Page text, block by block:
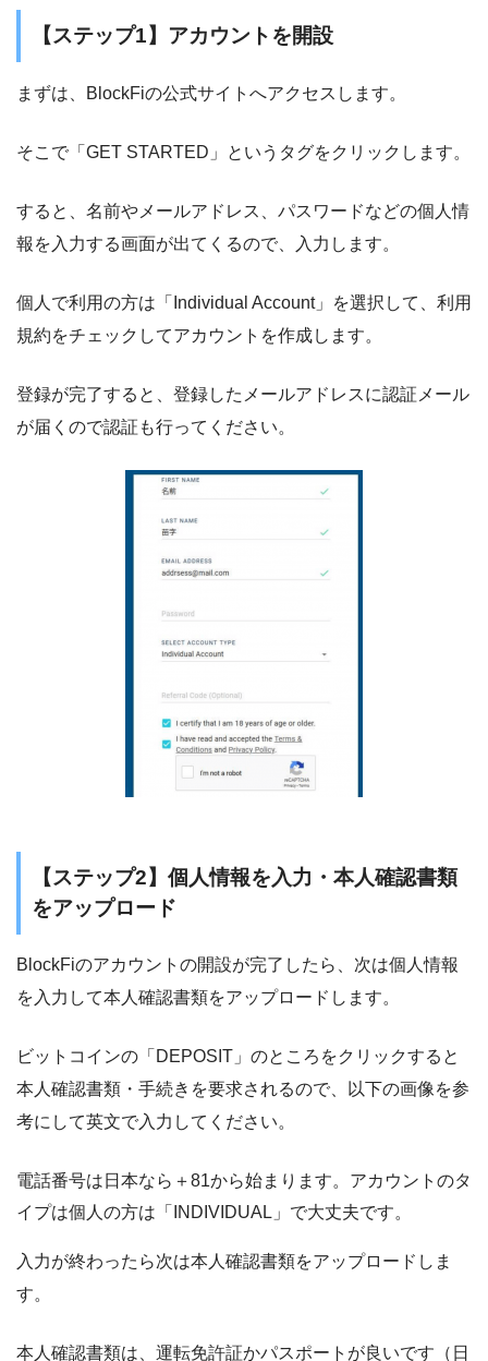
【ステップ1】アカウントを開設
まずは、BlockFiの公式サイトへアクセスします。
そこで「GET STARTED」というタグをクリックします。
すると、名前やメールアドレス、パスワードなどの個人情
報を入力する画面が出てくるので、入力します。
個人で利用の方は「Individual Account」を選択して、利用
規約をチェックしてアカウントを作成します。
登録が完了すると、登録したメールアドレスに認証メール
が届くので認証も行ってください。
【ステップ2】個人情報を入力・本人確認書類
をアップロード
BlockFiのアカウントの開設が完了したら、次は個人情報
を入力して本人確認書類をアップロードします。
ビットコインの「DEPOSIT」のところをクリックすると
本人確認書類・手続きを要求されるので、以下の画像を参
考にして英文で入力してください。
電話番号は日本なら＋81から始まります。アカウントのタ
イプは個人の方は「INDIVIDUAL」で大丈夫です。
入力が終わったら次は本人確認書類をアップロードしま
す。
本人確認書類は、運転免許証かパスポートが良いです（日